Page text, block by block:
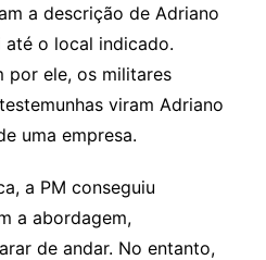
a descrição de Adriano
até o local indicado.
por ele, os militares
viram Adriano
uma empresa.
a PM conseguiu
a abordagem,
de andar. No entanto,